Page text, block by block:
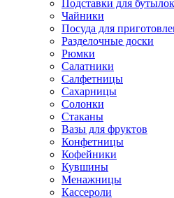
Подставки для бутылок
Чайники
Посуда для
Разделочные доски
Рюмки
Салатники
Салфетницы
Сахарницы
Солонки
Стаканы
Вазы для фруктов
Конфетницы
Кофейники
Кувшины
Менажницы
Кассероли